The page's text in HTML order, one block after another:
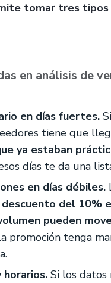
tomar tres tipos
en análisis de
en días fuertes.
tiene que
ya estaban
días te da una
en días débiles.
descuento del 10%
pueden
promoción tenga
Si los